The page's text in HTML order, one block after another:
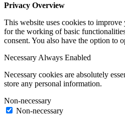
Privacy Overview
This website uses cookies to improve
for the working of basic
consent. You also have the option to
Necessary Always Enabled
Necessary cookies are absolutely
store any personal information.
Non-necessary
Non-necessary